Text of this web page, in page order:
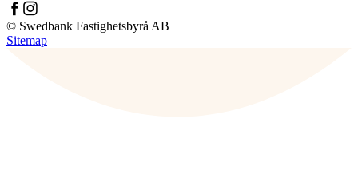
© Swedbank Fastighetsbyrå AB
Sitemap